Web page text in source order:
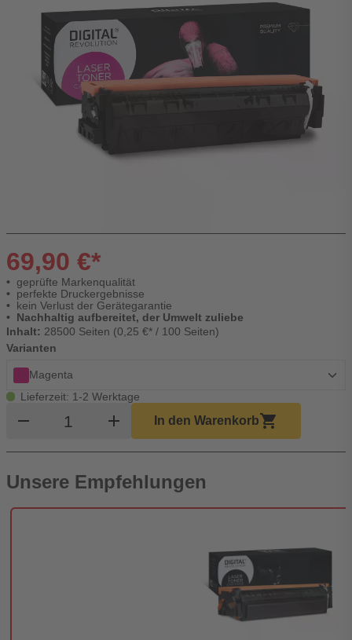
69,90 €*
geprüfte Markenqualität
perfekte Druckergebnisse
kein Verlust der Gerätegarantie
Nachhaltig aufbereitet, der Umwelt zuliebe
Inhalt: 28500 Seiten (0,25 €* / 100 Seiten)
Varianten
Magenta
Lieferzeit: 1-2 Werktage
remove Produkt Warenkorb Menge
add In den Warenkorbshopping_cart
Unsere Empfehlungen